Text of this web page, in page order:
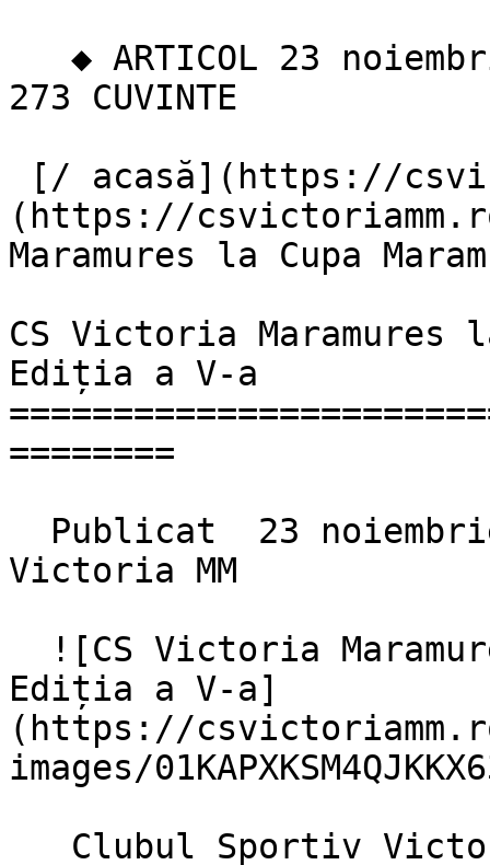
273 CUVINTE
(https://
Maramures la Cupa
CS Victoria Maramures
Ediția a V-a
========
Victoria MM
Ediția a V-a]
(https://
images/